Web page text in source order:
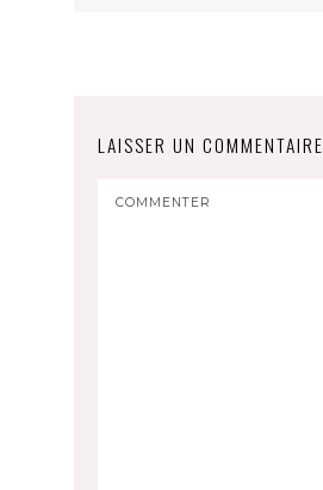
LAISSER UN COMMENTAIRE